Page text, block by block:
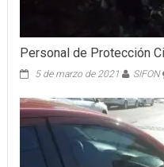
Personal de Protección
5 de marzo de 2021 SIFON